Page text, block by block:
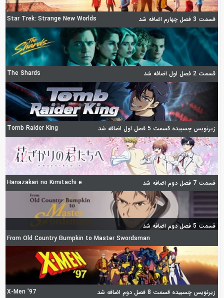
قسمت 3 فصل چهارم اضافه شد Star Trek: Strange New Worlds
قسمت 2 فصل اول اضافه شد The Shards
زیرنویس چسبیده قسمت 5 فصل اول اضافه شد Tomb Raider King
قسمت 7 فصل دوم اضافه شد Hanazakari no Kimitachi e
قسمت 5 فصل دوم اضافه شد
From Old Country Bumpkin to Master Swordsman
زیرنویس چسبیده قسمت 8 فصل دوم اضافه شد X-Men ’97